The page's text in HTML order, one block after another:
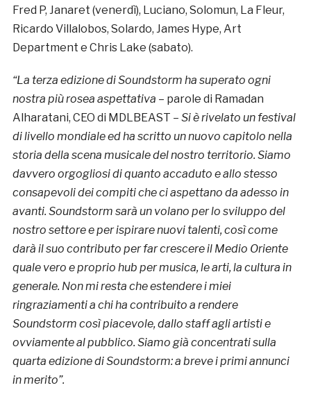
Fred P, Janaret (venerdì), Luciano, Solomun, La Fleur,
Ricardo Villalobos, Solardo, James Hype, Art
Department e Chris Lake (sabato).
“La terza edizione di Soundstorm ha superato ogni
nostra più rosea aspettativa – parole di Ramadan
Alharatani, CEO di MDLBEAST – Si è rivelato un festival
di livello mondiale ed ha scritto un nuovo capitolo nella
storia della scena musicale del nostro territorio. Siamo
davvero orgogliosi di quanto accaduto e allo stesso
consapevoli dei compiti che ci aspettano da adesso in
avanti. Soundstorm sarà un volano per lo sviluppo del
nostro settore e per ispirare nuovi talenti, così come
darà il suo contributo per far crescere il Medio Oriente
quale vero e proprio hub per musica, le arti, la cultura in
generale. Non mi resta che estendere i miei
ringraziamenti a chi ha contribuito a rendere
Soundstorm così piacevole, dallo staff agli artisti e
ovviamente al pubblico. Siamo già concentrati sulla
quarta edizione di Soundstorm: a breve i primi annunci
in merito”.